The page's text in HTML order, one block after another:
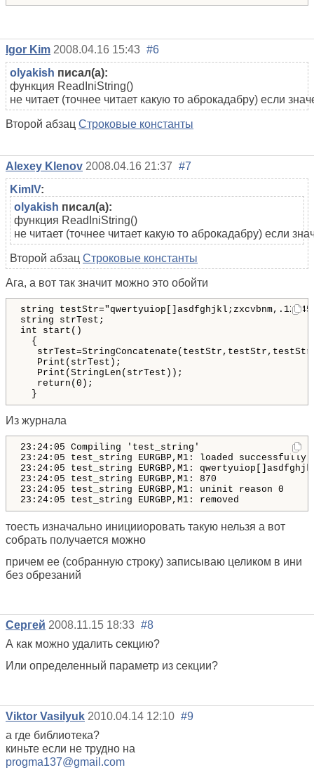
Igor Kim 2008.04.16 15:43 #6
olyakish писал(а):
функция ReadIniString()
не читает (точнее читает какую то аброкадабру) если
Второй абзац Строковые константы
Alexey Klenov 2008.04.16 21:37 #7
KimIV:
olyakish писал(а):
функция ReadIniString()
не читает (точнее читает какую то аброкадабру) если
Второй абзац Строковые константы
Ага, а вот так значит можно это обойти
string testStr="qwertyuiop [] asdfghjkl ; zxcvbnm,
string
strTest ;
int
start ()
{
strTest=StringConcatenate ( testStr , testStr , testStr
Print ( strTest ) ;
Print (StringLen ( strTest )) ;
return (0 ) ;
}
Из журнала
23 : 24 : 05 Compiling ' test_string '
23 : 24 : 05 test_string EURGBP , M1 : loaded
successfully
23 : 24 : 05 test_string EURGBP , M1 : qwertyuiop []
23 : 24 : 05 test_string EURGBP , M1 : 870
23 : 24 : 05 test_string EURGBP , M1 : uninit reason 0
23 : 24 : 05 test_string EURGBP , M1 : removed
тоесть изначально иницииоровать такую нельзя а вот
собрать получается можно
причем ее (собранную строку) записываю целиком в ини
без обрезаний
Сергей 2008.11.15 18:33 #8
А как можно удалить секцию?
Или определенный параметр из секции?
Viktor Vasilyuk 2010.04.14 12:10 #9
а где библиотека?
киньте если не трудно на
progma137@gmail.com